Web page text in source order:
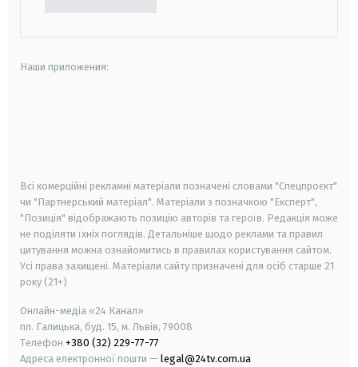
Наши приложения:
Всі комерційні рекламні матеріали позначені словами "Спецпроєкт"
чи "Партнерський матеріал". Матеріали з позначкою "Експерт",
"Позиція" відображають позицію авторів та героїв. Редакція може
не поділяти їхніх поглядів. Детальніше щодо реклами та правил
цитування можна ознайомитись в правилах користування сайтом.
Усі права захищені. Матеріали сайту призначені для осіб старше 21
року (21+)
Онлайн-медіа «24 Канал»
пл. Галицька, буд. 15, м. Львів, 79008
Телефон +380 (32) 229-77-77
Адреса електронної пошти — legal@24tv.com.ua